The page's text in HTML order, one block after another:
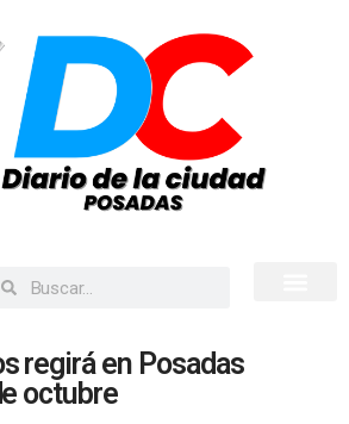
regirá en Posadas
octubre